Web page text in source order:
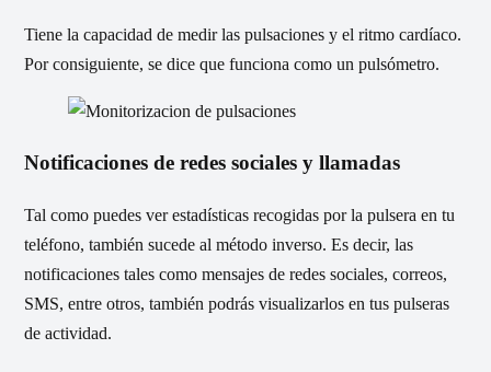
Tiene la capacidad de medir las pulsaciones y el ritmo cardíaco.
Por consiguiente, se dice que funciona como un pulsómetro.
Notificaciones de redes sociales y llamadas
Tal como puedes ver estadísticas recogidas por la pulsera en tu
teléfono, también sucede al método inverso. Es decir, las
notificaciones tales como mensajes de redes sociales, correos,
SMS, entre otros, también podrás visualizarlos en tus pulseras
de actividad.